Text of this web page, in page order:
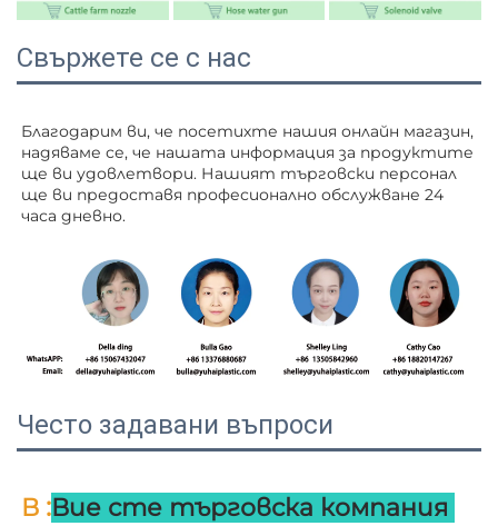
Свържете се с нас
Благодарим ви, че посетихте нашия онлайн магазин,
надяваме се, че нашата информация за продуктите
ще ви удовлетвори. Нашият търговски персонал
ще ви предоставя професионално обслужване 24
часа дневно.
Често задавани въпроси
В :Вие сте търговска компания